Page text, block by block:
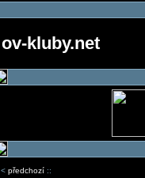
ov-kluby.net
< předchozí::